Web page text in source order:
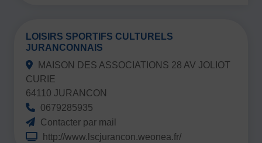
LOISIRS SPORTIFS CULTURELS
JURANCONNAIS
MAISON DES ASSOCIATIONS 28 AV JOLIOT
CURIE
64110 JURANCON
0679285935
Contacter par mail
http://www.lscjurancon.weonea.fr/